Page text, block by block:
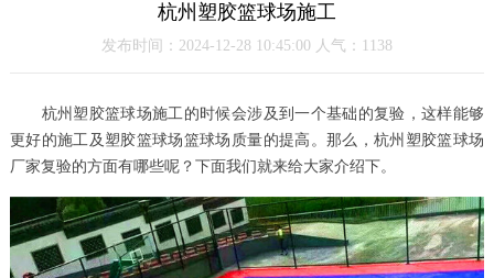
杭州塑胶篮球场施工
发布时间：2024-12-28 10:45:00 人气：1138
杭州塑胶篮球场施工的时候会涉及到一个基础的复验，这样能够
更好的施工及塑胶篮球场篮球场质量的提高。那么，杭州塑胶篮球场
厂家复验的方面有哪些呢？下面我们就来给大家介绍下。